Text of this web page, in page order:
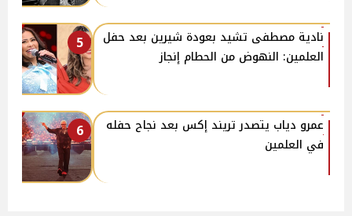
5
نادية مصطفى تشيد بعودة شيرين بعد حفل
العلمين: النهوض من الحطام إنجاز
6
عمرو دياب يتصدر تريند إكس بعد نجاح حفله
في العلمين